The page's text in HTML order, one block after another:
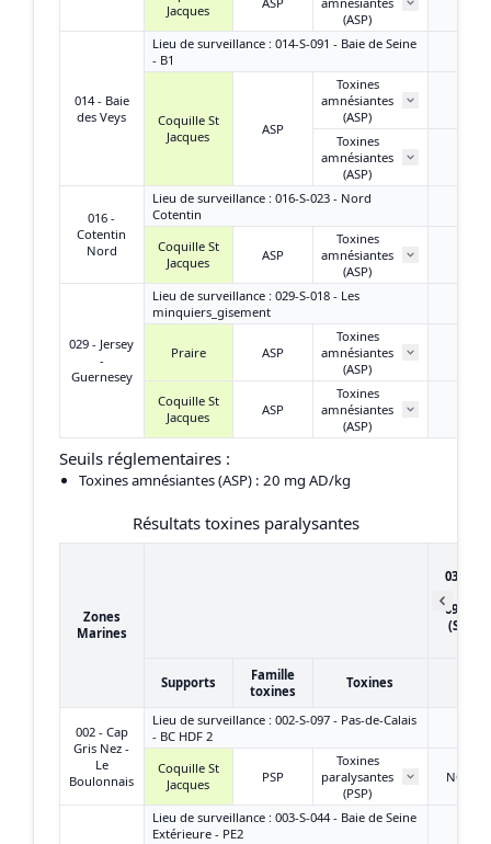
Jacques
(ASP)
014 - Baie
des Veys
Lieu de surveillance : 014-S-091 - Baie de Seine
- B1
Coquille St
Jacques
ASP
Toxines
amnésiantes
(ASP)
Toxines
amnésiantes
(ASP)
016 -
Cotentin
Nord
Lieu de surveillance : 016-S-023 - Nord
Cotentin
Coquille St
Jacques
ASP
Toxines
amnésiantes
(ASP)
029 - Jersey
-
Guernesey
Lieu de surveillance : 029-S-018 - Les
minquiers_gisement
Praire ASP
Toxines
amnésiantes
(ASP)
Coquille St
Jacques
ASP
Toxines
amnésiantes
(ASP)
Seuils réglementaires :
Toxines amnésiantes (ASP) : 20 mg AD/kg
Résultats toxines paralysantes
Zones
Marines
03/01/
09/01/
Supports
Famille
toxines
Toxines
002 - Cap
Gris Nez -
Le
Boulonnais
Lieu de surveillance : 002-S-097 - Pas-de-Calais
- BC HDF 2
Coquille St
Jacques
PSP
Toxines
paralysantes
(PSP)
NQ ou
Lieu de surveillance : 003-S-044 - Baie de Seine
Extérieure - PE2